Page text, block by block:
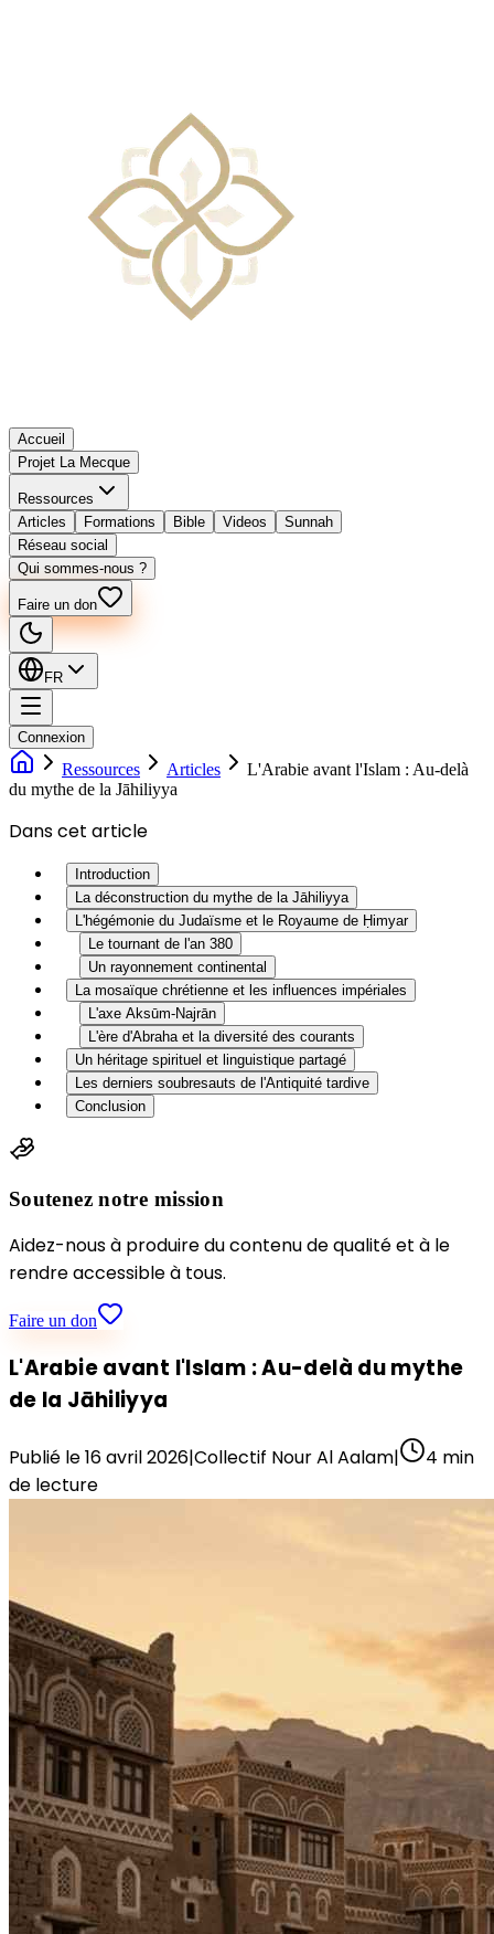
Accueil
Projet La Mecque
Ressources
Articles
Formations Bible Videos
Sunnah
Réseau social
Qui sommes-nous ?
Faire un don
FR
Connexion
Ressources Articles
L'Arabie avant l'Islam : Au-delà
du mythe de la Jāhiliyya
Dans cet article
Introduction
La déconstruction du mythe de la Jāhiliyya
L'hégémonie du Judaïsme et le Royaume de Ḥimyar
Le tournant de l'an 380
Un rayonnement continental
La mosaïque chrétienne et les influences impériales
L'axe Aksūm-Najrān
L'ère d'Abraha et la diversité des courants
Un héritage spirituel et linguistique partagé
Les derniers soubresauts de l'Antiquité tardive
Conclusion
Soutenez notre mission
Aidez-nous à produire du contenu de qualité et à le
rendre accessible à tous.
Faire un don
L'Arabie avant l'Islam : Au-delà du mythe
de la Jāhiliyya
Publié le16 avril 2026|Collectif Nour Al Aalam| 4 min
de lecture